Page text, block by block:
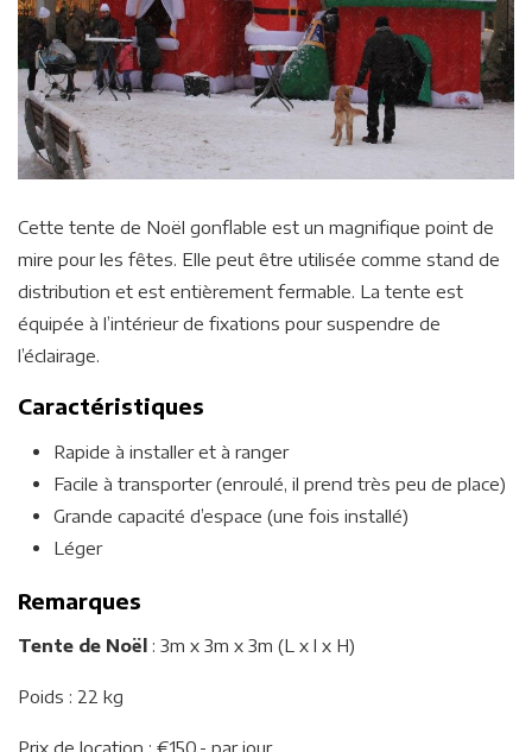
Cette tente de Noël gonflable est un magnifique point de
mire pour les fêtes. Elle peut être utilisée comme stand de
distribution et est entièrement fermable. La tente est
équipée à l’intérieur de fixations pour suspendre de
l’éclairage.
Caractéristiques
Rapide à installer et à ranger
Facile à transporter (enroulé, il prend très peu de place)
Grande capacité d’espace (une fois installé)
Léger
Remarques
Tente de Noël : 3m x 3m x 3m (L x l x H)
Poids : 22 kg
Prix de location : €150,- par jour